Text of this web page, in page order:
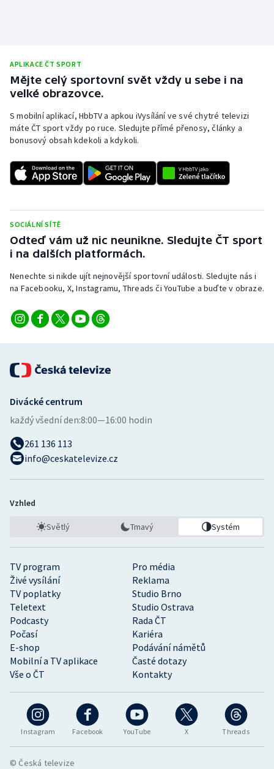
Ragby
Rychlobruslení
Rychlostní kanoistika
Short track
Stolní tenis
Triatlon
Veslování
Vodní slalom
Volejbal
Ostatní
APLIKACE ČT SPORT
Mějte celý sportovní svět vždy u sebe i na
velké obrazovce.
S mobilní aplikací, HbbTV a apkou iVysílání ve své chytré televizi
máte ČT sport vždy po ruce. Sledujte přímé přenosy, články a
bonusový obsah kdekoli a kdykoli.
SOCIÁLNÍ SÍTĚ
Odteď vám už nic neunikne. Sledujte ČT sport
i na dalších platformách.
Nenechte si nikde ujít nejnovější sportovní události. Sledujte nás i
na Facebooku, X, Instagramu, Threads či YouTube a buďte v obraze.
Instagram Facebook YouTube X Threads
TV program
Pro média
Živé vysílání
Reklama
TV poplatky
Studio Brno
Teletext
Studio Ostrava
Podcasty
Rada ČT
Počasí
Kariéra
E-shop
Podávání námětů
Mobilní a TV aplikace
Časté dotazy
Vše o ČT
Kontakty
Divácké centrum
každý všední den:8:00—16:00 hodin
261 136 113
info@ceskatelevize.cz
Vzhled
Světlý Tmavý Systém
© Česká televize